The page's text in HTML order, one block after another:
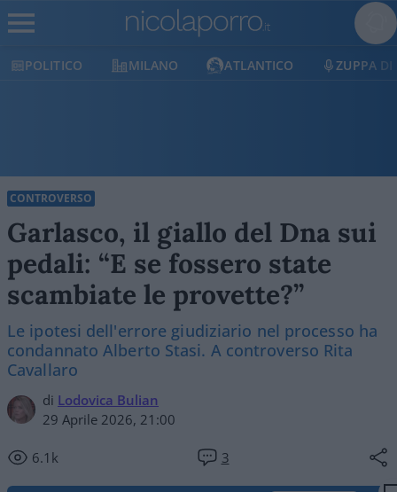
POLITICO MILANO ATLANTICO ZUPPA DI
CONTROVERSO
Garlasco, il giallo del Dna sui
pedali: “E se fossero state
scambiate le provette?”
Le ipotesi dell'errore giudiziario nel processo ha
condannato Alberto Stasi. A controverso Rita
Cavallaro
di Lodovica Bulian
29 Aprile 2026, 21:00
6.1k 3